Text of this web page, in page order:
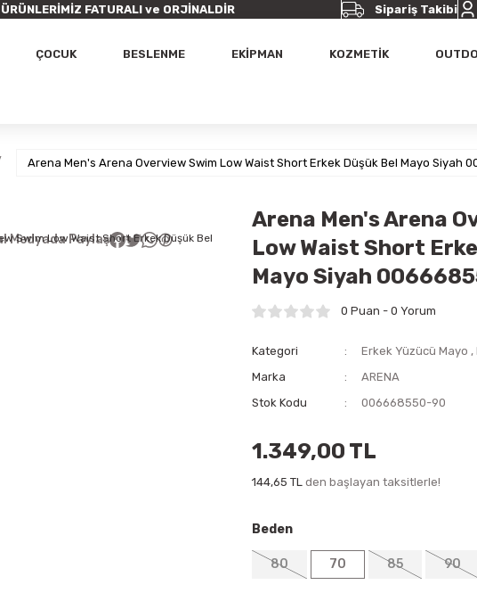
FATURALI ve ORJİNALDİR Sipariş Takibi
ÇOCUK BESLENME EKİPMAN KOZMETİK
Arena Men's Arena Overview Swim Low Waist Short Erkek Düşük Bel Mayo Siyah
Medyada Paylaş
Arena Men's Arena
Low Waist Short
Mayo Siyah
0 Puan - 0 Yorum
Kategori Erkek Yüzücü Mayo ,
Marka
ARENA
Stok Kodu
006668550-90
1.349,00 TL
144,65 TL den başlayan taksitlerle!
Beden
80 70 85 90